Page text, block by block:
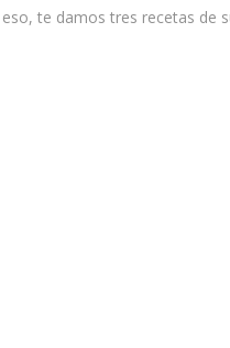
te damos tres recetas de